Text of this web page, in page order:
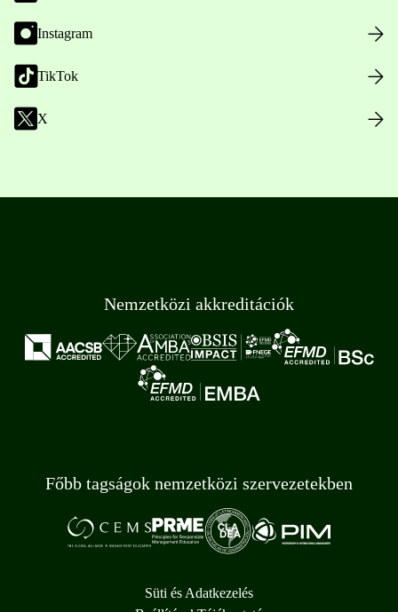
Instagram
TikTok
X
Nemzetközi akkreditációk
Főbb tagságok nemzetközi szervezetekben
Süti és Adatkezelés